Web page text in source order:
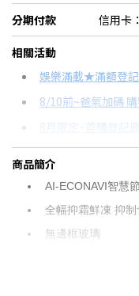
分期付款 信用卡
＊實際可分期數、適用利
信用卡分期
分期數
6期 0利率
12期 0利率
18期 0利率
相關活動
娛樂滿載★滿額登
8/10前~爸氣加碼
8月限定~首購登記
台灣大哥大Open
更多信用卡分期0利
電視降到底破盤
商品簡介
AI-ECONAVI智慧
全幅抑霜鮮凍 抑制
無邊框玻璃